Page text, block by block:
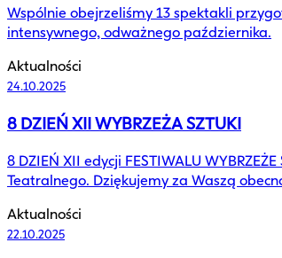
Wspólnie obejrzeliśmy 13 spektakli
intensywnego, odważnego października.
Aktualności
24.10.2025
8 DZIEŃ XII WYBRZEŻA SZTUKI
8 DZIEŃ XII edycji FESTIWALU
Teatralnego. Dziękujemy za Waszą
Aktualności
22.10.2025